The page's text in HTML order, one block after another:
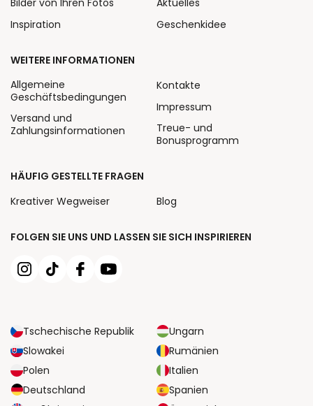
FOLGEN SIE UNS UND LASSEN SIE SICH INSPIRIEREN
Tschechische Republik
Ungarn
Slowakei
Rumänien
Polen
Italien
Deutschland
Spanien
Inspiration
Geschenkidee
WEITERE INFORMATIONEN
Allgemeine
Geschäftsbedingungen
Versand und
Zahlungsinformationen
Kontakte
Impressum
Treue- und
Bonusprogramm
HÄUFIG GESTELLTE FRAGEN
Kreativer Wegweiser
Blog